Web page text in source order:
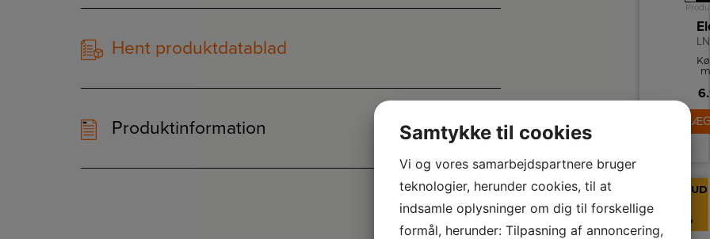
Hent produktdatablad
Produktinformation
TILBUD
30%
Samtykke til cookies
Vi og vores samarbejdspartnere bruger
teknologier, herunder cookies, til at
indsamle oplysninger om dig til forskellige
formål, herunder: Tilpasning af annoncering,